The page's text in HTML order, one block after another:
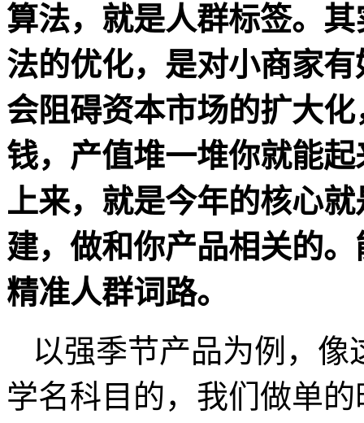
算法，就是人群标签。
法的优化，是对小商家
会阻碍资本市场的扩大
钱，产值堆一堆你就能
上来，就是今年的核心
建，做和你产品相关的
精准人群词路。
以强季节产品为例，像
学名科目的，我们做单